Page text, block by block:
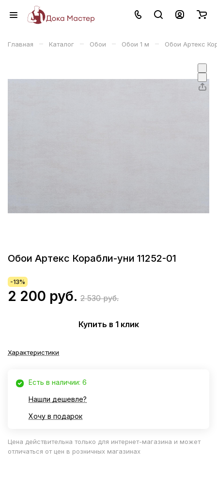
Главная – Каталог – Обои – Обои 1 м – Обои Артекс
Обои Артекс Корабли-уни 11252-01
-13%
2 200 руб. 2 530 руб.
Купить в 1 клик
Характеристики
Есть в наличии: 6
Нашли дешевле?
Хочу в подарок
Цена действительна только для интернет-магазина и может
отличаться от цен в розничных магазинах